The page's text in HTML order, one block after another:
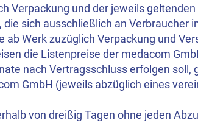
Verpackung und der jeweils
sich ausschließlich an Verbraucher
ab Werk zuzüglich Verpackung und
die Listenpreise der medacom
nach Vertragsschluss erfolgen soll,
GmbH (jeweils abzüglich eines
von dreißig Tagen ohne jeden